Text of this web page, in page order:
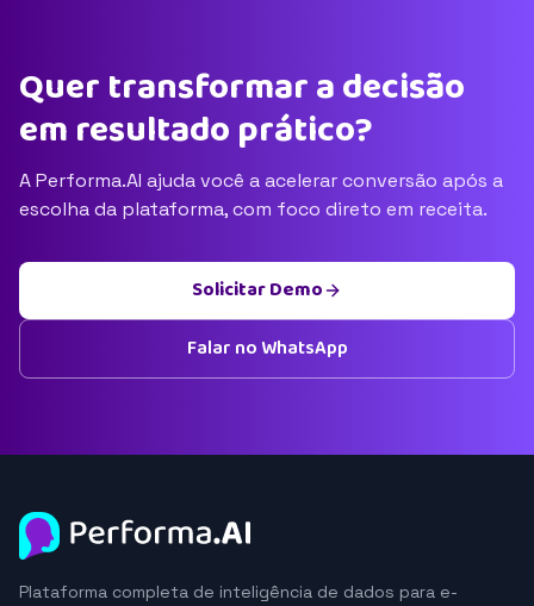
Quer transformar a decisão
em resultado prático?
A Performa.AI ajuda você a acelerar conversão após a
escolha da plataforma, com foco direto em receita.
Solicitar Demo
Falar no WhatsApp
Plataforma completa de inteligência de dados para e-